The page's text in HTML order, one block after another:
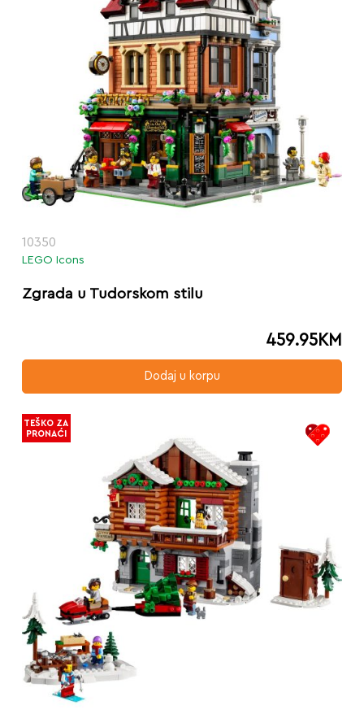
10350
LEGO Icons
Zgrada u Tudorskom stilu
459.95KM
Dodaj u korpu
TEŠKO ZA
PRONAĆI